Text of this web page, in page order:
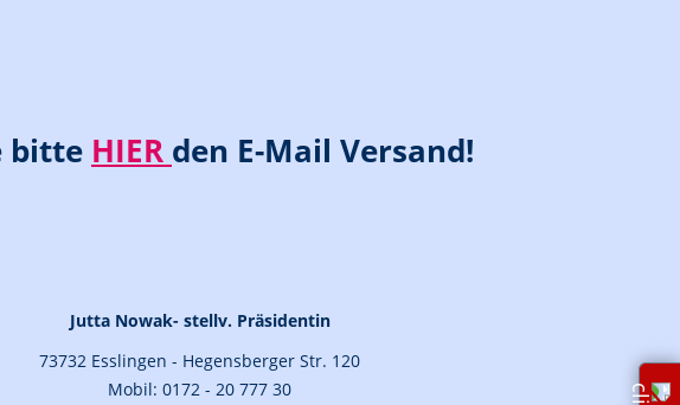
bitte HIER den E-Mail Versand!
Jutta Nowak- stellv. Präsidentin
73732 Esslingen - Hegensberger Str. 120
Mobil: 0172 - 20 777 30